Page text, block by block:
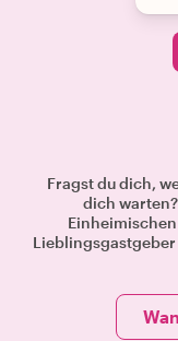
Fragst du dich,
dich
Lieblingsgastgeber